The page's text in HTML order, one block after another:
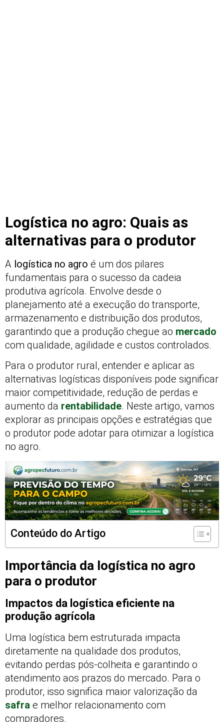
Logística no agro: Quais as
alternativas para o produtor
A logística no agro é um dos pilares
fundamentais para o sucesso da cadeia
produtiva agrícola. Envolve desde o
planejamento até a execução do transporte,
armazenamento e distribuição dos produtos,
garantindo que a produção chegue ao mercado
com qualidade, agilidade e custos controlados.
Para o produtor rural, entender e aplicar as
alternativas logísticas disponíveis pode significar
maior competitividade, redução de perdas e
aumento da rentabilidade. Neste artigo, vamos
explorar as principais opções e estratégias que
o produtor pode adotar para otimizar a logística
no agro.
Conteúdo do Artigo
Importância da logística no agro
para o produtor
Impactos da logística eficiente na
produção agrícola
Uma logística bem estruturada impacta
diretamente na qualidade dos produtos,
evitando perdas pós-colheita e garantindo o
atendimento aos prazos do mercado. Para o
produtor, isso significa maior valorização da
safra e melhor relacionamento com
compradores.